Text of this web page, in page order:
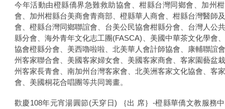
今年活動由橙縣僑界急難救助協會、柑縣台灣同鄉會、加州
會、加州柑縣台美商會青商部、橙縣華人商會、柑縣台灣醫師
會、橙縣台灣同鄉聯誼會、台美公民協會柑縣分會、台灣人公
縣分會、海外青年文化志工團(FASCA)、美國中華茶文化學會
協會橙縣分會、美西嚕啦啦、北美華人會計師協會、康輔聯誼
州客家聯合會、美國客家婦女會、美國客家商會、客家園藝盆
州客家長青會、南加州台灣客家會、北美洲客家文化協會、客
會、美國桐花合唱團等共同籌畫。
歡慶108年元宵湯圓節(天穿日) ｛出 席｝-橙縣華僑文教服務